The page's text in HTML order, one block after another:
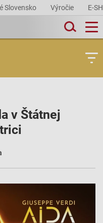
Slovensko Výročie E-
v Štátnej